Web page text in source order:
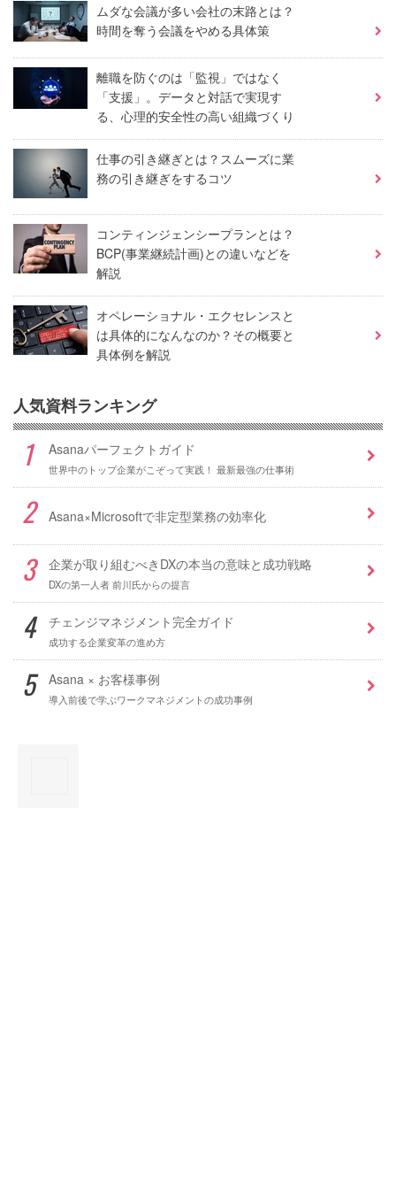
ムダな会議が多い会社の末路とは？
時間を奪う会議をやめる具体策
離職を防ぐのは「監視」ではなく
「支援」。データと対話で実現す
る、心理的安全性の高い組織づくり
仕事の引き継ぎとは？スムーズに業
務の引き継ぎをするコツ
コンティンジェンシープランとは？
BCP(事業継続計画)との違いなどを
解説
オペレーショナル・エクセレンスと
は具体的になんなのか？その概要と
具体例を解説
人気資料ランキング
Asanaパーフェクトガイド
世界中のトップ企業がこぞって実践！ 最新最強の仕事術
Asana×Microsoftで非定型業務の効率化
企業が取り組むべきDXの本当の意味と成功戦略
DXの第一人者 前川氏からの提言
チェンジマネジメント完全ガイド
成功する企業変革の進め方
Asana × お客様事例
導入前後で学ぶワークマネジメントの成功事例